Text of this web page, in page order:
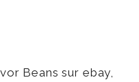
Beans sur ebay,